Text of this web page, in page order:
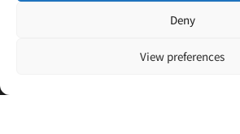
Deny
View preferences